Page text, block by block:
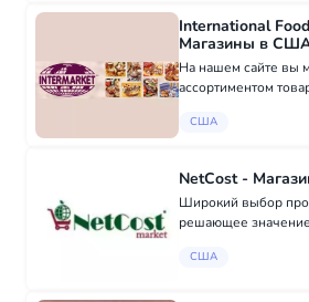
скидок и акций.
International
Магазины в
На нашем сайте вы
ассортиментом
широкий
США
NetCost -
Широкий выбор
решающее
характерные для
США